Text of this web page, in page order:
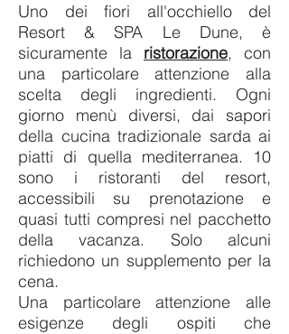
Uno dei fiori all'occhiello del
Resort & SPA Le Dune, è
sicuramente la ristorazione, con
una particolare attenzione alla
scelta degli ingredienti. Ogni
giorno menù diversi, dai sapori
della cucina tradizionale sarda ai
piatti di quella mediterranea. 10
sono i ristoranti del resort,
accessibili su prenotazione e
quasi tutti compresi nel pacchetto
della vacanza. Solo alcuni
richiedono un supplemento per la
cena.
Una particolare attenzione alle
esigenze degli ospiti che